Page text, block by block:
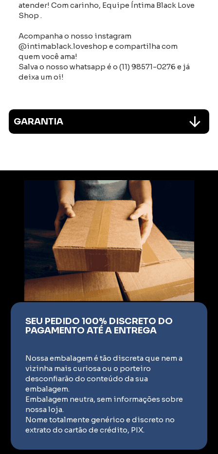
atender! Com carinho, Equipe Íntima Black Love
Shop .
Acompanha o nosso instagram
@intimablack.loveshop e compartilha com
quem você ama!
Salva o nosso whatsapp é o (11) 98571-0276 e já
deixa um oi!
GARANTIA
SEU PEDIDO 100% DISCRETO DO
PAGAMENTO ATÉ A ENTREGA
Nossa embalagem é tão discreta que nem a
vizinha mais curiosa ou o porteiro
desconfiarão do conteúdo da sua
embalagem.
Embalagem neutra, sem informações sobre
nossa loja.
Nome totalmente genérico e discreto no
extrato do cartão de crédito, PIX.